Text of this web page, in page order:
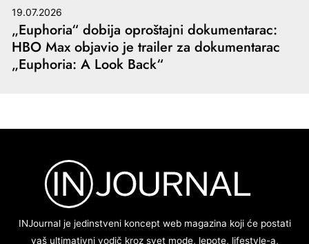
19.07.2026
„Euphoria“ dobija oproštajni dokumentarac:
HBO Max objavio je trailer za dokumentarac
„Euphoria: A Look Back“
INJournal je jedinstveni koncept web magazina koji će postati
vaš ultimativni vodič kroz svet mode, lepote, lifestyle-a,